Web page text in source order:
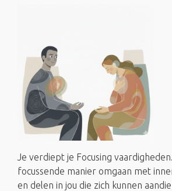
Je verdiept je Focusing
focussende manier omgaan met
en delen in jou die zich kunnen